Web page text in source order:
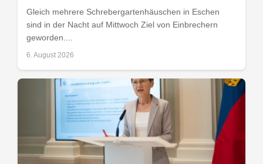
Gleich mehrere Schrebergartenhäuschen in Eschen
sind in der Nacht auf Mittwoch Ziel von Einbrechern
geworden....
6. August 2026